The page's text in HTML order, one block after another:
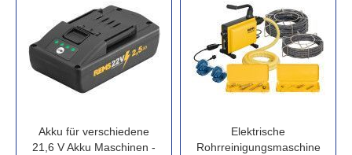
Akku für verschiedene
21,6 V Akku Maschinen -
Elektrische
Rohrreinigungsmaschine